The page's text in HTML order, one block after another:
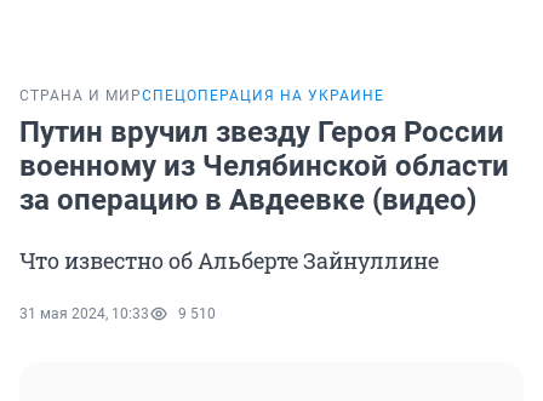
СТРАНА И МИРСПЕЦОПЕРАЦИЯ НА УКРАИНЕ
Путин вручил звезду Героя России
военному из Челябинской области
за операцию в Авдеевке (видео)
Что известно об Альберте Зайнуллине
31 мая 2024, 10:33 9 510